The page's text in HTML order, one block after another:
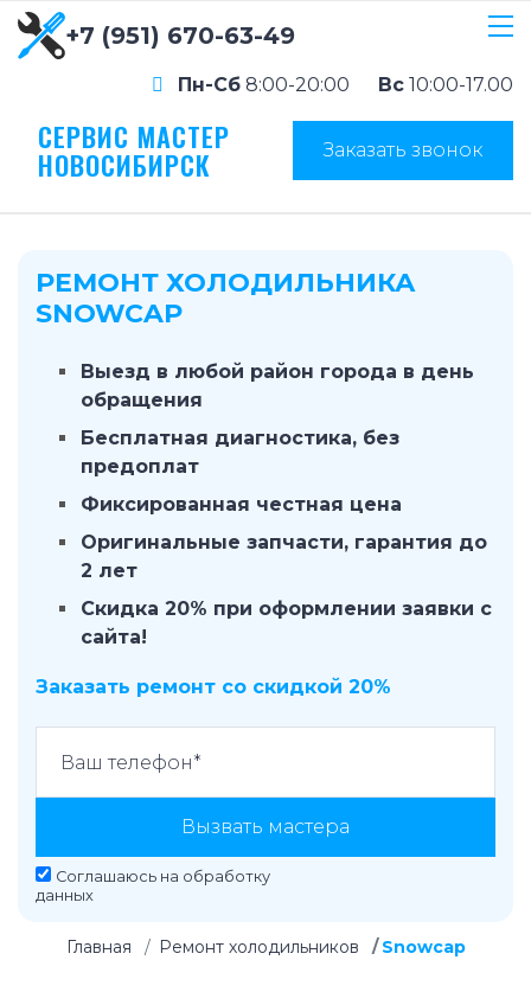
+7 (951) 670-63-49
Пн-Сб 8:00-20:00 Вс 10:00-17.00
СЕРВИС МАСТЕР
НОВОСИБИРСК Заказать звонок
РЕМОНТ ХОЛОДИЛЬНИКА
SNOWCAP
Выезд в любой район города в день
обращения
Бесплатная диагностика, без
предоплат
Фиксированная честная цена
Оригинальные запчасти, гарантия до
2 лет
Скидка 20% при оформлении заявки с
сайта!
Заказать ремонт со скидкой 20%
Вызвать мастера
Соглашаюсь на обработку
данных
Главная Ремонт холодильников Snowcap